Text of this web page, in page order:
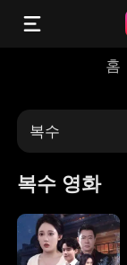
홈
복수
복수 영화